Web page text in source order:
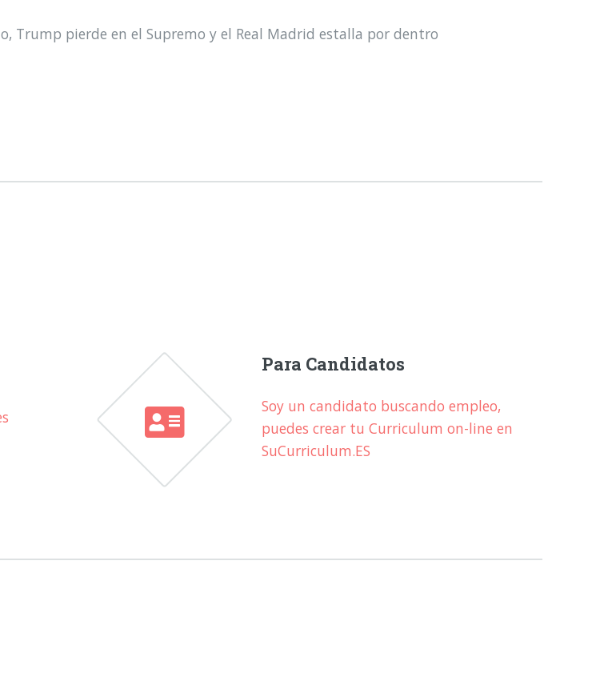
Trump pierde en el Supremo y el Real Madrid estalla por dentro
Para Candidatos
Soy un candidato buscando empleo,
puedes crear tu Curriculum on-line en
SuCurriculum.ES